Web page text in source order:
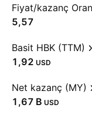
Fiyat/kazanç
5,57
Basit HBK (TTM)
1,92 USD
Net kazanç (MY)
‪1,67 B‬ USD